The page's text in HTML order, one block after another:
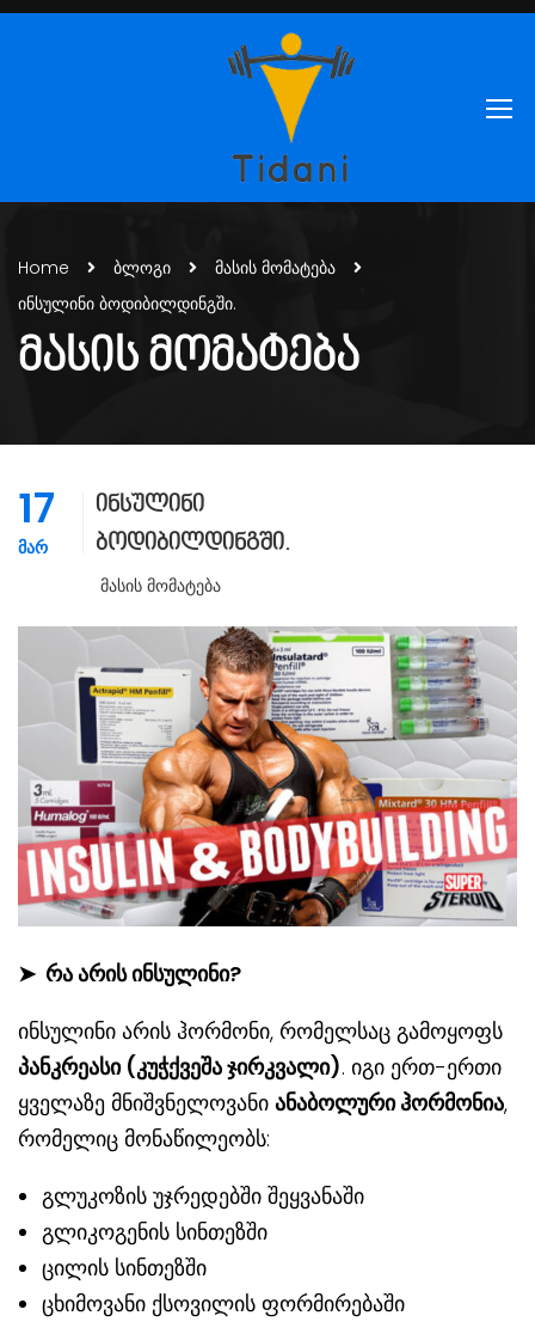
Home ბლოგი
მასის მომატება
ინსულინი ბოდიბილდინგში.
ᲛᲐᲡᲘᲡ ᲛᲝᲛᲐᲢᲔᲑᲐ
17
ᲛᲐᲠ
ინსულინი
ბოდიბილდინგში.
Მასის Მომატება
➤ რა არის ინსულინი?
ინსულინი არის ჰორმონი, რომელსაც გამოყოფს
პანკრეასი (კუჭქვეშა ჯირკვალი). იგი ერთ-ერთი
ყველაზე მნიშვნელოვანი ანაბოლური ჰორმონია,
რომელიც მონაწილეობს:
გლუკოზის უჯრედებში შეყვანაში
გლიკოგენის სინთეზში
ცილის სინთეზში
ცხიმოვანი ქსოვილის ფორმირებაში